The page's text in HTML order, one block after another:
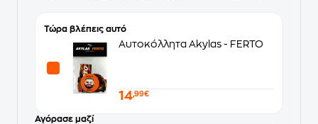
Τώρα βλέπεις αυτό
Αυτοκόλλητα Akylas - FERTO
14,99€
Αγόρασε μαζί